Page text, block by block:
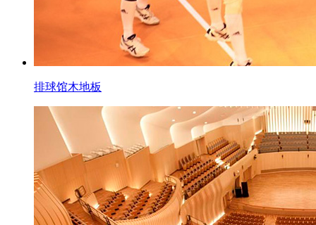
排球馆木地板